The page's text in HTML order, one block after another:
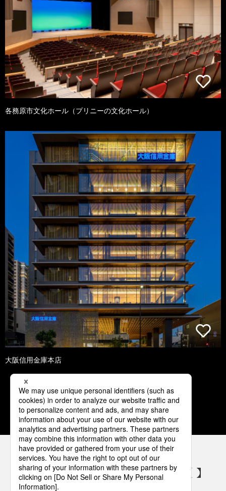
各務原市文化ホール（プリニーの文化ホール）
大阪信用金庫本店
1 2 3 4 5
パナソニックの電気設備 SNSアカウント